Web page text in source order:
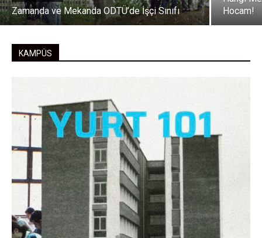
Zamanda ve Mekanda ODTÜ’de İşçi Sınıfı
Hocam!
KAMPÜS